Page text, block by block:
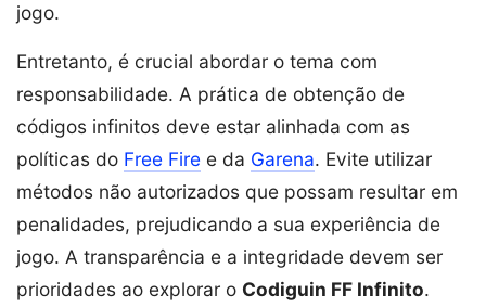
jogo.
Entretanto, é crucial abordar o tema com
responsabilidade. A prática de obtenção de
códigos infinitos deve estar alinhada com as
políticas do Free Fire e da Garena. Evite utilizar
métodos não autorizados que possam resultar em
penalidades, prejudicando a sua experiência de
jogo. A transparência e a integridade devem ser
prioridades ao explorar o Codiguin FF Infinito.